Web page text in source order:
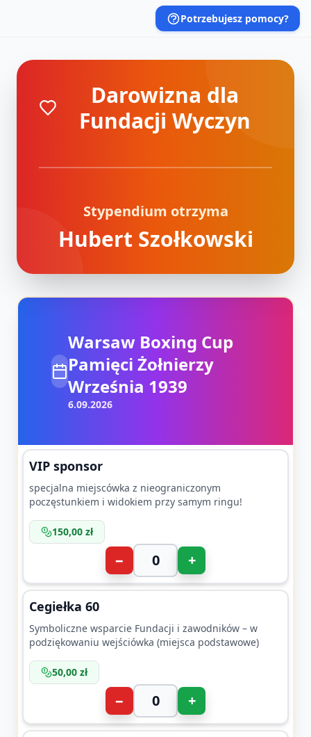
Potrzebujesz pomocy?
Darowizna dla
Fundacji Wyczyn
Stypendium otrzyma
Hubert Szołkowski
Warsaw Boxing Cup
Pamięci Żołnierzy
Września 1939
6.09.2026
VIP sponsor
specjalna miejscówka z nieograniczonym
poczęstunkiem i widokiem przy samym ringu!
150,00 zł
− +
Cegiełka 60
Symboliczne wsparcie Fundacji i zawodników – w
podziękowaniu wejściówka (miejsca podstawowe)
50,00 zł
− +